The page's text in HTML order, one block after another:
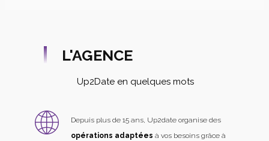
L'AGENCE
Up2Date en quelques mots
Depuis plus de 15 ans, Up2date organise des
opérations adaptées à vos besoins grâce à